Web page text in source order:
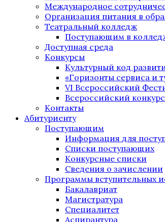
Международное
Организация питания в
Театральный колледж
Поступающим в
Доступная среда
Конкурсы
Культурный код
«Горизонты сервиса и
VI Всероссийский
Всероссийский
Контакты
Абитуриенту
Поступающим
Информация для
Списки поступающих
Конкурсные списки
Сведения о зачислении
Программы вступительных
Бакалавриат
Магистратура
Специалитет
Аспирантура